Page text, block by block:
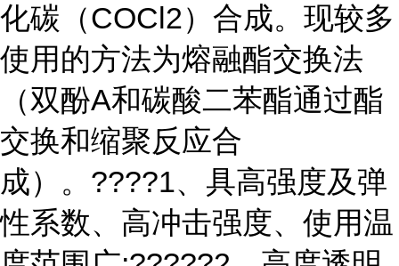
化碳（COCl2）合成。现较多
使用的方法为熔融酯交换法
（双酚A和碳酸二苯酯通过酯
交换和缩聚反应合
成）。????1、具高强度及弹
性系数、高冲击强度、使用温